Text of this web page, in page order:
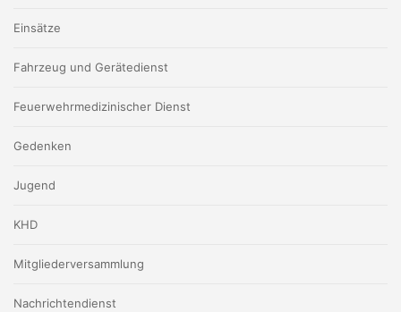
Einsätze
Fahrzeug und Gerätedienst
Feuerwehrmedizinischer Dienst
Gedenken
Jugend
KHD
Mitgliederversammlung
Nachrichtendienst